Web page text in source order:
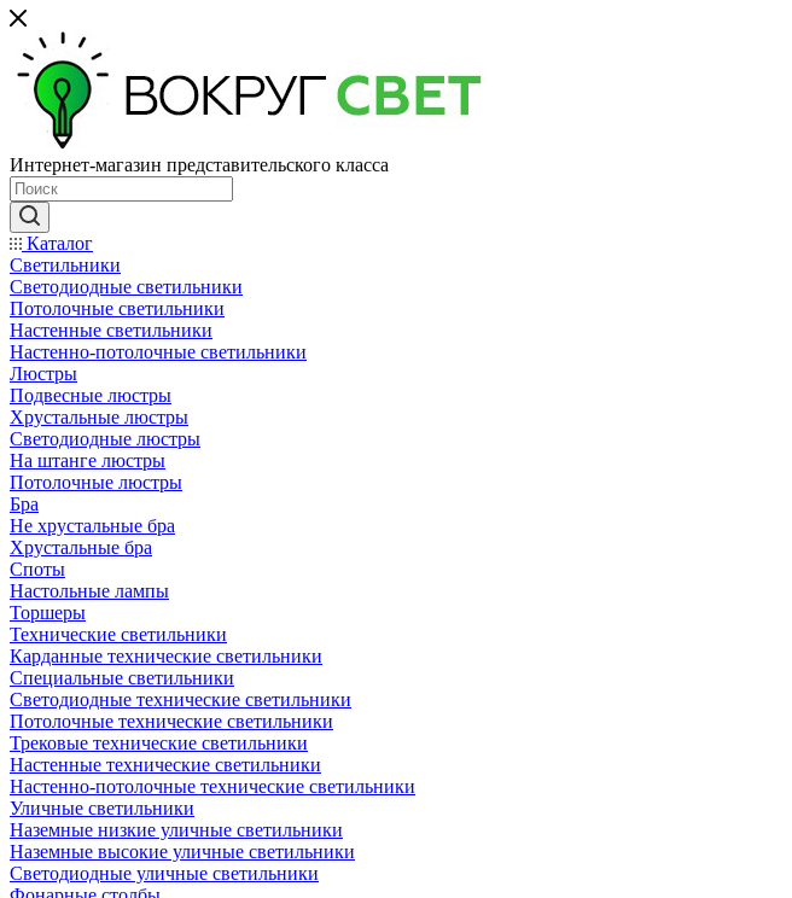
Интернет-магазин представительского класса
Каталог
Светильники
Светодиодные светильники
Потолочные светильники
Настенные светильники
Настенно-потолочные светильники
Люстры
Подвесные люстры
Хрустальные люстры
Светодиодные люстры
На штанге люстры
Потолочные люстры
Бра
Не хрустальные бра
Хрустальные бра
Споты
Настольные лампы
Торшеры
Технические светильники
Карданные технические светильники
Специальные светильники
Светодиодные технические светильники
Потолочные технические светильники
Трековые технические светильники
Настенные технические светильники
Настенно-потолочные технические светильники
Уличные светильники
Наземные низкие уличные светильники
Наземные высокие уличные светильники
Светодиодные уличные светильники